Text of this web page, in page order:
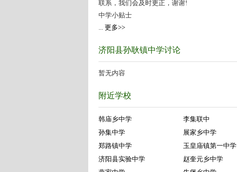
联系，我们会及时更正，谢谢!
中学小贴士
... 更多>>
济阳县孙耿镇中学讨论
暂无内容
附近学校
韩庙乡中学 李集联中
孙集中学
展家乡中学
郑路镇中学
玉皇庙镇第一中学
济阳县实验中学
赵奎元乡中学